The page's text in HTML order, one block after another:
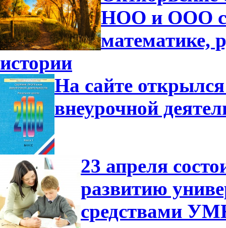
НОО и ООО
математике,
истории
На сайте
внеурочной
23 апреля
развитию
средствами